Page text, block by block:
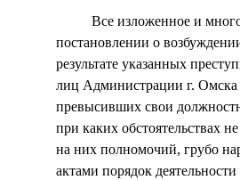
Все изложенное и многое
постановлении о
результате указанных
лиц Администрации г.
превысивших свои
при каких обстоятельствах
на них полномочий, грубо
актами порядок